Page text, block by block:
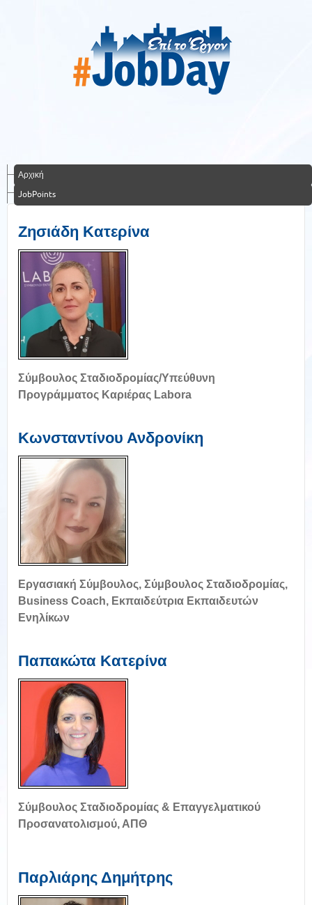
Αρχική
JobPoints
Ζησιάδη Κατερίνα
Σύμβουλος Σταδιοδρομίας/Υπεύθυνη
Προγράμματος Καριέρας Labora
Κωνσταντίνου Ανδρονίκη
Εργασιακή Σύμβουλος, Σύμβουλος Σταδιοδρομίας,
Business Coach, Εκπαιδεύτρια Εκπαιδευτών
Ενηλίκων
Παπακώτα Κατερίνα
Σύμβουλος Σταδιοδρομίας & Επαγγελματικού
Προσανατολισμού, ΑΠΘ
Παρλιάρης Δημήτρης